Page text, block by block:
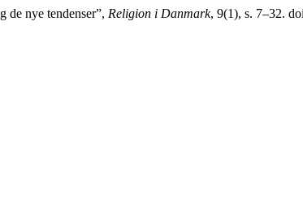
de nye tendenser”, Religion i Danmark, 9(1), s. 7–32.